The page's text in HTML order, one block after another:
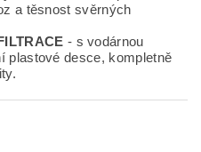
a těsnost svěrných
- s vodárnou
plastové desce, kompletně